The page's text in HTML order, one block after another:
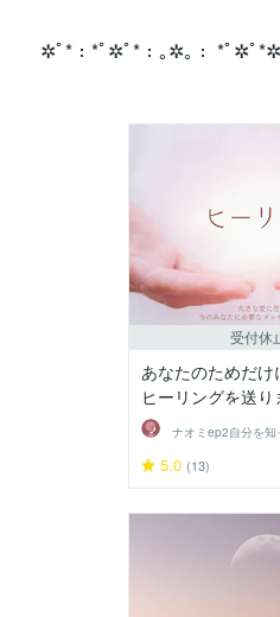
✲ﾟ*：*ﾟ✲ﾟ*：｡✲｡： *ﾟ✲ﾟ
受付休
あなたのためだ
ヒーリングを送り
5.0 (13)